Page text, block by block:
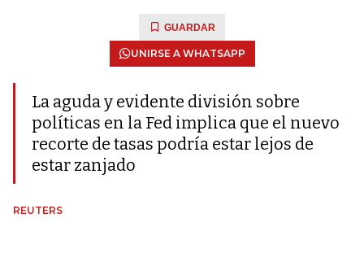
GUARDAR
UNIRSE A WHATSAPP
La aguda y evidente división sobre
políticas en la Fed implica que el nuevo
recorte de tasas podría estar lejos de
estar zanjado
REUTERS